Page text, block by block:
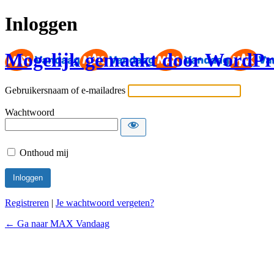
Inloggen
Mogelijk gemaakt door
Gebruikersnaam of e-mailadres
Wachtwoord
Onthoud mij
Registreren | Je wachtwoord vergeten?
← Ga naar MAX Vandaag